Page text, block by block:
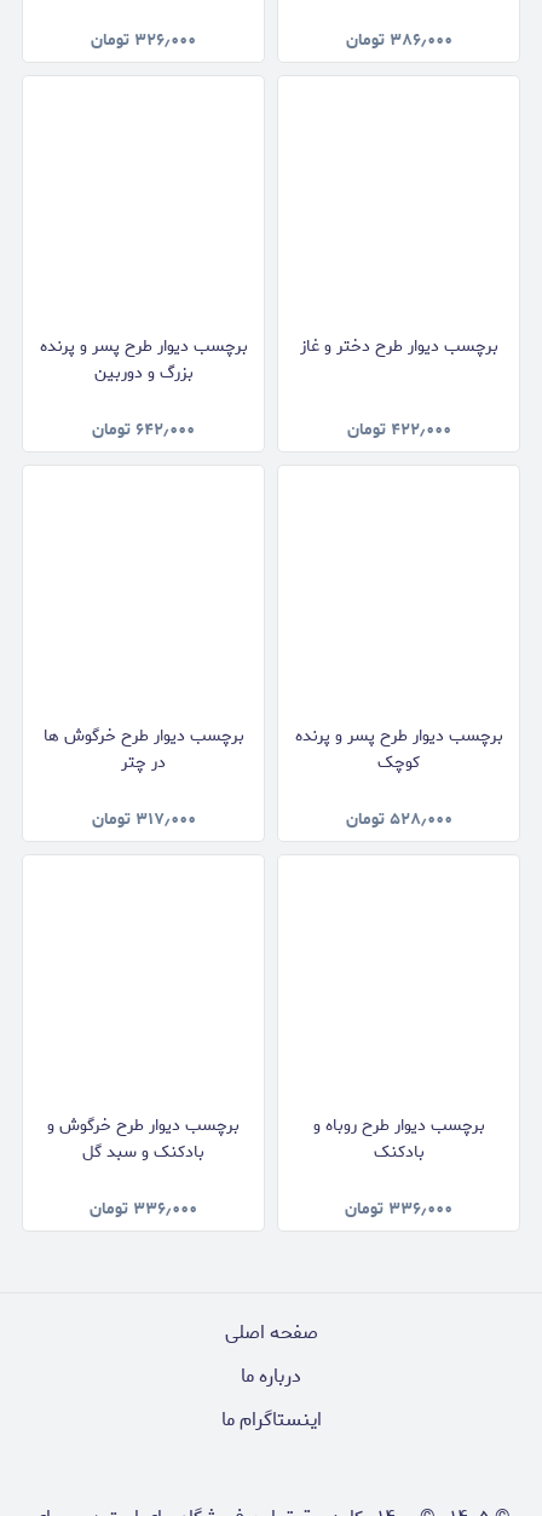
۳۸۶٫۰۰۰ تومان ۳۲۶٫۰۰۰ تومان
برچسب دیوار طرح دختر و غاز
۴۲۲٫۰۰۰ تومان
برچسب دیوار طرح پسر و پرنده
بزرگ و دوربین
۶۴۲٫۰۰۰تومان
برچسب دیوار طرح پسر و پرنده
کوچک
۵۲۸٫۰۰۰تومان
برچسب دیوار طرح خرگوش ها
در چتر
۳۱۷٫۰۰۰ تومان
برچسب دیوار طرح روباه و
بادکنک
۳۳۶٫۰۰۰ تومان
برچسب دیوار طرح خرگوش و
بادکنک و سبد گل
۳۳۶٫۰۰۰ تومان
صفحه اصلی
درباره ما
اینستاگرام ما